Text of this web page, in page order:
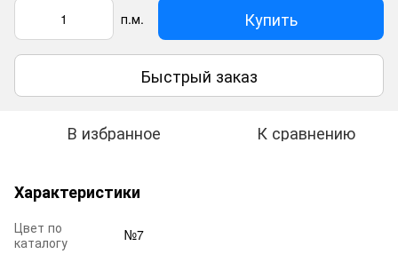
п.м. Купить
Быстрый заказ
В избранное К сравнению
Характеристики
Цвет по
каталогу
№7